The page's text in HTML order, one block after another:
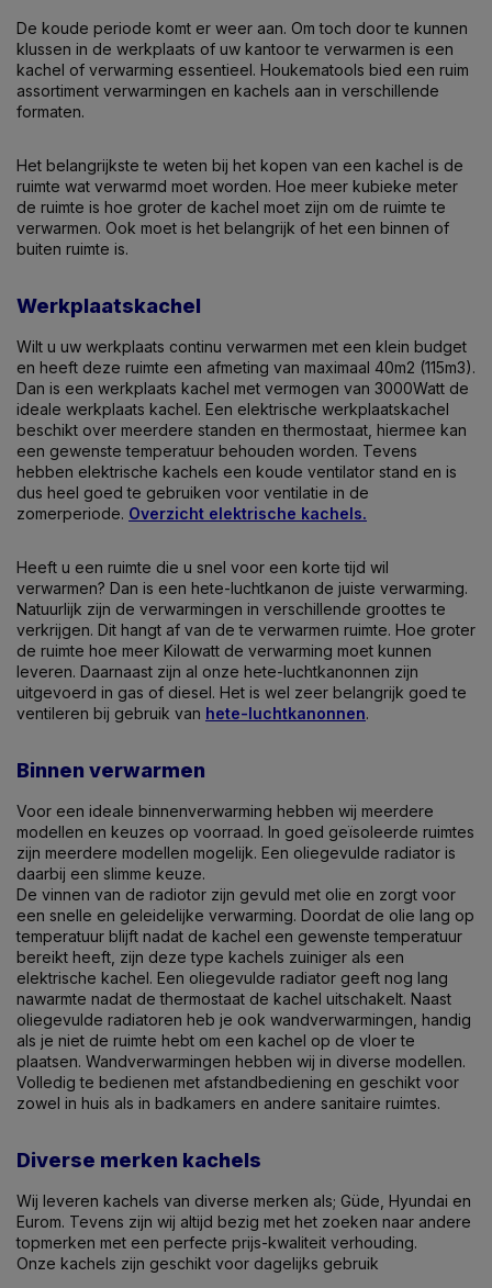
De koude periode komt er weer aan. Om toch door te kunnen
klussen in de werkplaats of uw kantoor te verwarmen is een
kachel of verwarming essentieel. Houkematools bied een ruim
assortiment verwarmingen en kachels aan in verschillende
formaten.
Het belangrijkste te weten bij het kopen van een kachel is de
ruimte wat verwarmd moet worden. Hoe meer kubieke meter
de ruimte is hoe groter de kachel moet zijn om de ruimte te
verwarmen. Ook moet is het belangrijk of het een binnen of
buiten ruimte is.
Werkplaatskachel
Wilt u uw werkplaats continu verwarmen met een klein budget
en heeft deze ruimte een afmeting van maximaal 40m2 (115m3).
Dan is een werkplaats kachel met vermogen van 3000Watt de
ideale werkplaats kachel. Een elektrische werkplaatskachel
beschikt over meerdere standen en thermostaat, hiermee kan
een gewenste temperatuur behouden worden. Tevens
hebben elektrische kachels een koude ventilator stand en is
dus heel goed te gebruiken voor ventilatie in de
zomerperiode. Overzicht elektrische kachels.
Heeft u een ruimte die u snel voor een korte tijd wil
verwarmen? Dan is een hete-luchtkanon de juiste verwarming.
Natuurlijk zijn de verwarmingen in verschillende groottes te
verkrijgen. Dit hangt af van de te verwarmen ruimte. Hoe groter
de ruimte hoe meer Kilowatt de verwarming moet kunnen
leveren. Daarnaast zijn al onze hete-luchtkanonnen zijn
uitgevoerd in gas of diesel. Het is wel zeer belangrijk goed te
ventileren bij gebruik van hete-luchtkanonnen.
Binnen verwarmen
Voor een ideale binnenverwarming hebben wij meerdere
modellen en keuzes op voorraad. In goed geïsoleerde ruimtes
zijn meerdere modellen mogelijk. Een oliegevulde radiator is
daarbij een slimme keuze.
De vinnen van de radiotor zijn gevuld met olie en zorgt voor
een snelle en geleidelijke verwarming. Doordat de olie lang op
temperatuur blijft nadat de kachel een gewenste temperatuur
bereikt heeft, zijn deze type kachels zuiniger als een
elektrische kachel. Een oliegevulde radiator geeft nog lang
nawarmte nadat de thermostaat de kachel uitschakelt. Naast
oliegevulde radiatoren heb je ook wandverwarmingen, handig
als je niet de ruimte hebt om een kachel op de vloer te
plaatsen. Wandverwarmingen hebben wij in diverse modellen.
Volledig te bedienen met afstandbediening en geschikt voor
zowel in huis als in badkamers en andere sanitaire ruimtes.
Diverse merken kachels
Wij leveren kachels van diverse merken als; Güde, Hyundai en
Eurom. Tevens zijn wij altijd bezig met het zoeken naar andere
topmerken met een perfecte prijs-kwaliteit verhouding.
Onze kachels zijn geschikt voor dagelijks gebruik